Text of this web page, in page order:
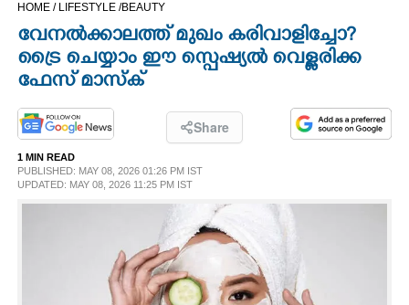
OPINION
PHOTOS
LIFESTYLE
HOME / LIFESTYLE /BEAUTY
വേനൽക്കാലത്ത് മുഖം കരിവാളിച്ചോ?​
ട്രൈ ചെയ്യാം ഈ സ്പെഷ്യൽ വെള്ളരിക്ക
ഫേസ് മാസ്ക്
Share
1 MIN READ
PUBLISHED: MAY 08, 2026 01:26 PM IST
UPDATED: MAY 08, 2026 11:25 PM IST